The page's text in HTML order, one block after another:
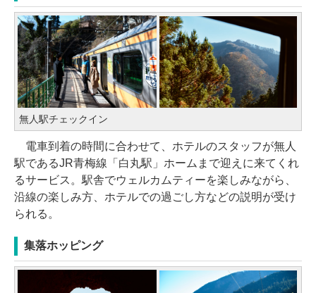
無人駅チェックイン
電車到着の時間に合わせて、ホテルのスタッフが無人
駅であるJR青梅線「白丸駅」ホームまで迎えに来てくれ
るサービス。駅舎でウェルカムティーを楽しみながら、
沿線の楽しみ方、ホテルでの過ごし方などの説明が受け
られる。
集落ホッピング